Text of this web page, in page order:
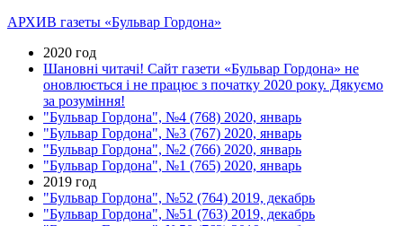
АРХИВ газеты «Бульвар Гордона»
2020 год
Шановні читачі! Сайт газети «Бульвар Гордона» не
оновлюється і не працює з початку 2020 року. Дякуємо
за розуміння!
"Бульвар Гордона", №4 (768) 2020, январь
"Бульвар Гордона", №3 (767) 2020, январь
"Бульвар Гордона", №2 (766) 2020, январь
"Бульвар Гордона", №1 (765) 2020, январь
2019 год
"Бульвар Гордона", №52 (764) 2019, декабрь
"Бульвар Гордона", №51 (763) 2019, декабрь